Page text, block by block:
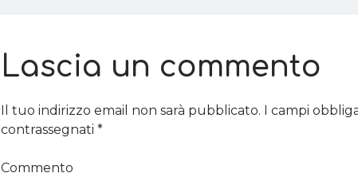
Lascia un commento
Il tuo indirizzo email non sarà pubblicato.
I campi
contrassegnati*
Commento